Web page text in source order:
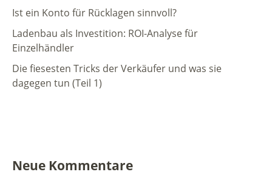
Ist ein Konto für Rücklagen sinnvoll?
Ladenbau als Investition: ROI-Analyse für
Einzelhändler
Die fiesesten Tricks der Verkäufer und was sie
dagegen tun (Teil 1)
Neue Kommentare